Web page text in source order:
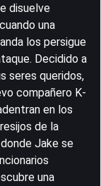
disuelve
una
los persigue
Decidido a
seres queridos,
compañero K-
en los
de la
Jake se
una